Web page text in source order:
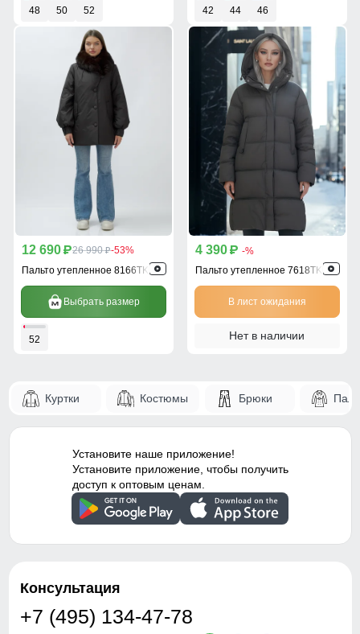
48 50 52 42 44 46
12 690 p26 990 p-53%
Пальто утепленное 8166TK
Выбрать размер
52
4 390 p -%
Пальто утепленное 7618TK
В лист ожидания
Нет в наличии
Куртки Костюмы Брюки
Установите наше приложение!
Установите приложение, чтобы получить
доступ к оптовым ценам.
Консультация
+7 (495) 134-47-78